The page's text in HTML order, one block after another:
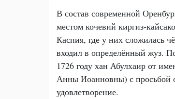
В состав современной
местом кочевий киргиз-
Каспия, где у них сложилась
входил в определённый жуз.
1726 году хан Абулхаир от
Анны Иоанновны) с просьбой
удовлетворение.